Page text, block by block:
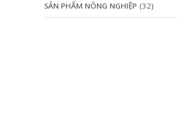
SẢN PHẨM NÔNG NGHIỆP (32)